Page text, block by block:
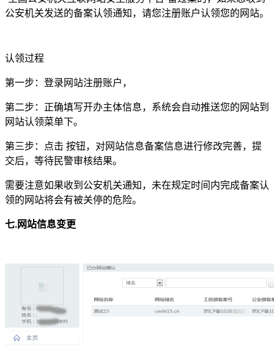
公安机关发送的备案认领通知，请您注册账户认领您的网站。
认领过程
第一步：登录网站注册账户，
第二步：正确填写开办主体信息，系统会自动推送您的网站到
网站认领菜单下。
第三步：点击 按钮，对网站信息备案信息进行修改完善，提
交后，等待民警审核结果。
需要注意如果收到公安机关通知，未在规定时间内完成备案认
领的网站将会有被关停的危险。
七.网站信息变更